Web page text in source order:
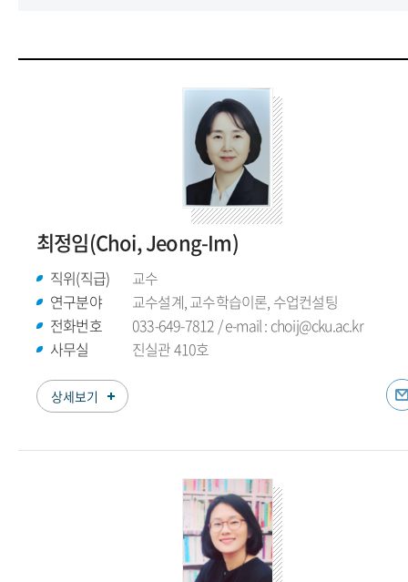
최정임(Choi, Jeong-Im)
직위(직급)
교수
연구분야
교수설계, 교수학습이론, 수업컨설팅
전화번호
033-649-7812 / e-mail : choij@cku.ac.kr
사무실
진실관 410호
상세보기